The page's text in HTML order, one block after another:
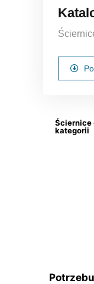
Ściernice
kategorii